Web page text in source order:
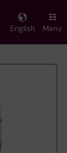
English Meny